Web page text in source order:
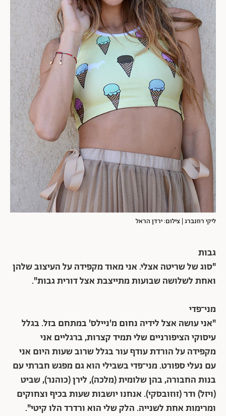
ליקי רוזנברג | צילום: ירדן הראל
גבות
"סוג של שריטה אצלי. אני מאוד מקפידה על העיצוב שלהן
ואחת לשלושה שבועות מתייצבת אצל דורית גבות".
מני־פדי
"אני עושה אצל לידיה נחום מ'ניילס' במתחם בזל. בגלל
עיסוקי הציפורניים שלי תמיד קצרות, ברגליים אני
מקפידה על הורדת עודף עור בגלל שרוב שעות היום אני
עם נעלי ספורט. מני־פדי בשבילי הוא גם מפגש חברתי עם
בנות החבורה, בהן שלומית (מלכה), לירן (כוהנר), שביט
(ויזל) ודר (זוזובסקי). אנחנו יושבות שעות בכיף וצחוקים
ומרימות אחת לשנייה. הלק שלי הוא ורדרד הלו קיטי".